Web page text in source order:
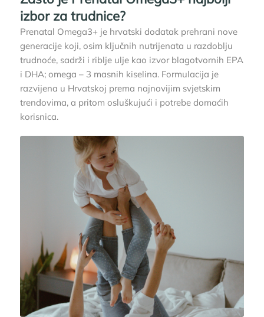
izbor za trudnice?
Prenatal Omega3+ je hrvatski dodatak prehrani nove
generacije koji, osim ključnih nutrijenata u razdoblju
trudnoće, sadrži i riblje ulje kao izvor blagotvornih EPA
i DHA; omega – 3 masnih kiselina. Formulacija je
razvijena u Hrvatskoj prema najnovijim svjetskim
trendovima, a pritom osluškujući i potrebe domaćih
korisnica.